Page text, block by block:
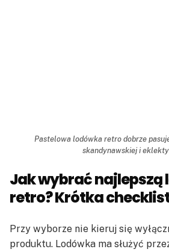
Pastelowa lodówka retro dobrze
skandynawskiej i
Jak wybrać najlepszą
retro? Krótka
Przy wyborze nie kieruj się
produktu. Lodówka ma służyć